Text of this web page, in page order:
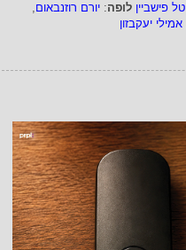
טל פישביין לופה: יורם רוזנבאום,
אמילי יעקבזון